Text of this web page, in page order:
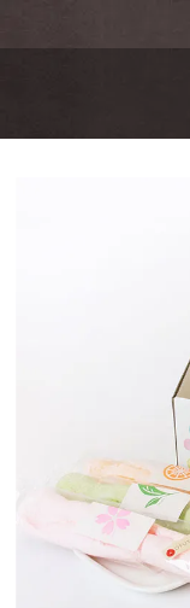
お料理用のおふ
BRIDALプチ
フレーバーティ